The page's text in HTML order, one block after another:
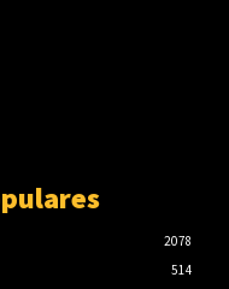
2078
514